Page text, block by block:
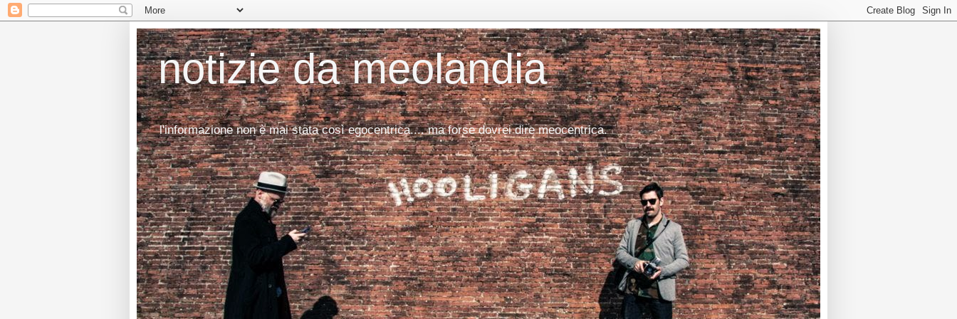
notizie da meolandia
l'informazione non è mai stata così egocentrica.... ma forse dovrei dire meocentrica.